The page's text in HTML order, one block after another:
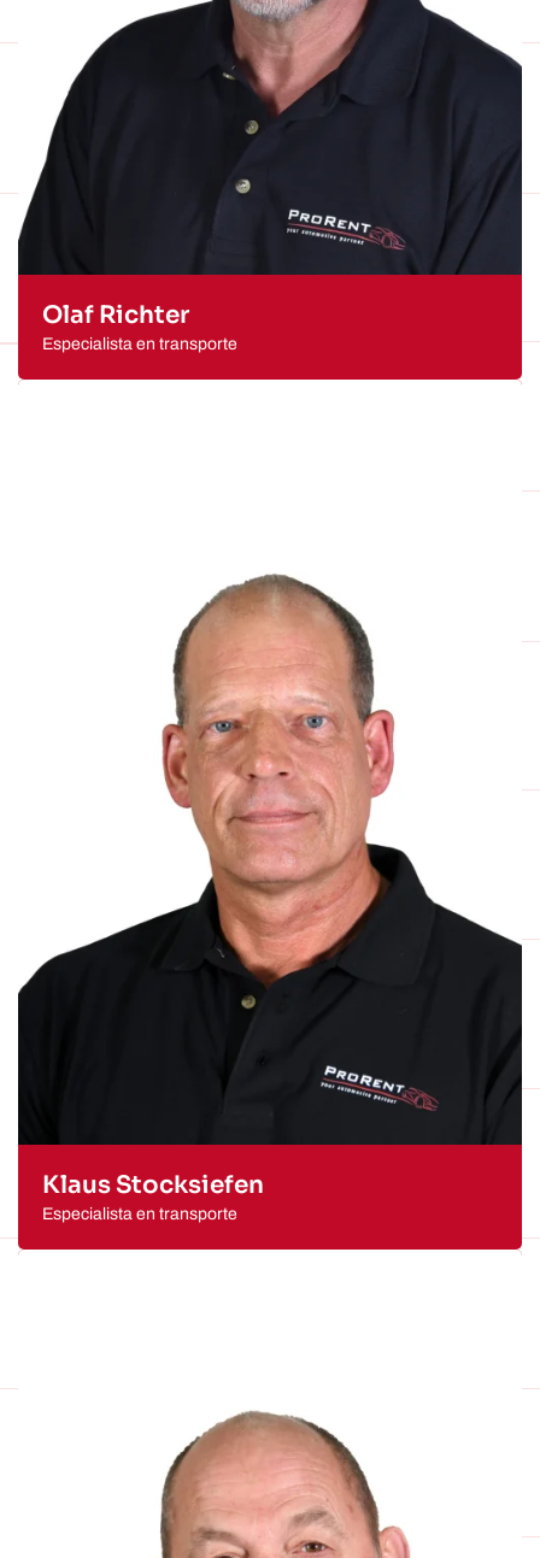
Olaf Richter
Especialista en transporte
Klaus Stocksiefen
Especialista en transporte